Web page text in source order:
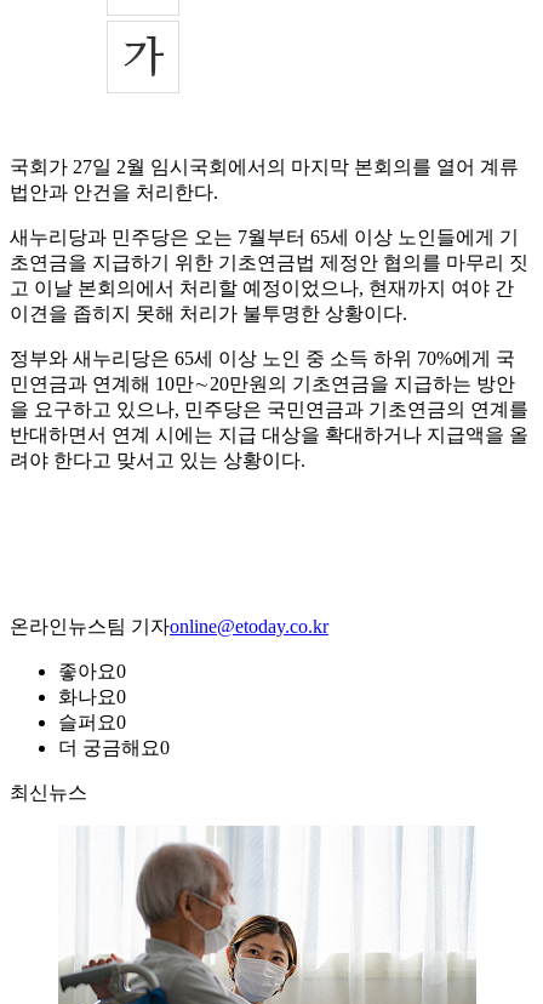
국회가 27일 2월 임시국회에서의 마지막 본회의를 열어 계류
법안과 안건을 처리한다.
새누리당과 민주당은 오는 7월부터 65세 이상 노인들에게 기
초연금을 지급하기 위한 기초연금법 제정안 협의를 마무리 짓
고 이날 본회의에서 처리할 예정이었으나, 현재까지 여야 간
이견을 좁히지 못해 처리가 불투명한 상황이다.
정부와 새누리당은 65세 이상 노인 중 소득 하위 70%에게 국
민연금과 연계해 10만∼20만원의 기초연금을 지급하는 방안
을 요구하고 있으나, 민주당은 국민연금과 기초연금의 연계를
반대하면서 연계 시에는 지급 대상을 확대하거나 지급액을 올
려야 한다고 맞서고 있는 상황이다.
온라인뉴스팀 기자online@etoday.co.kr
좋아요0
화나요0
슬퍼요0
더 궁금해요0
최신뉴스